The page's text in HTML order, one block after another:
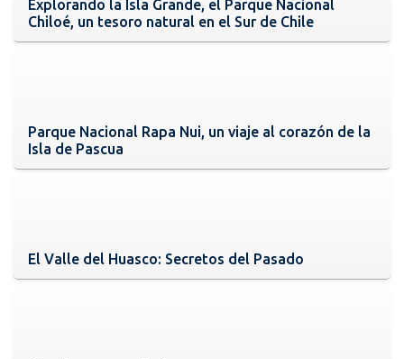
Explorando la Isla Grande, el Parque Nacional
Chiloé, un tesoro natural en el Sur de Chile
Parque Nacional Rapa Nui, un viaje al corazón de la
Isla de Pascua
El Valle del Huasco: Secretos del Pasado